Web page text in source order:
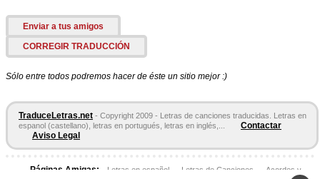
Enviar a tus amigos
CORREGIR TRADUCCIÓN
Sólo entre todos podremos hacer de éste un sitio mejor :)
TraduceLetras.net - Copyright 2009 - Letras de canciones traducidas. Letras en
espanol (castellano), letras en portugués, letras en inglés,...
Contactar
Aviso Legal
Páginas Amigas: Letras en español Letras de Canciones
Acordes y